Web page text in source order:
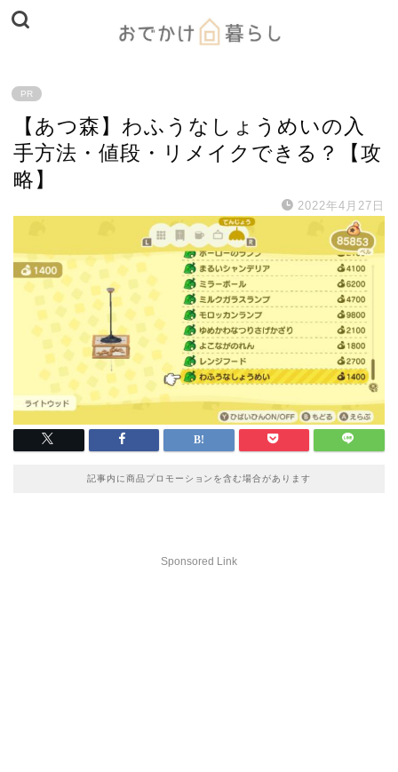
PR
【あつ森】わふうなしょうめいの入
手方法・値段・リメイクできる？【攻
略】
2022年4月27日
記事内に商品プロモーションを含む場合があります
Sponsored Link